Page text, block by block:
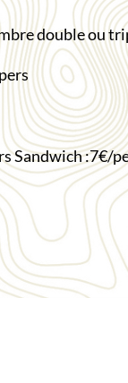
double ou
Sandwich :7€/